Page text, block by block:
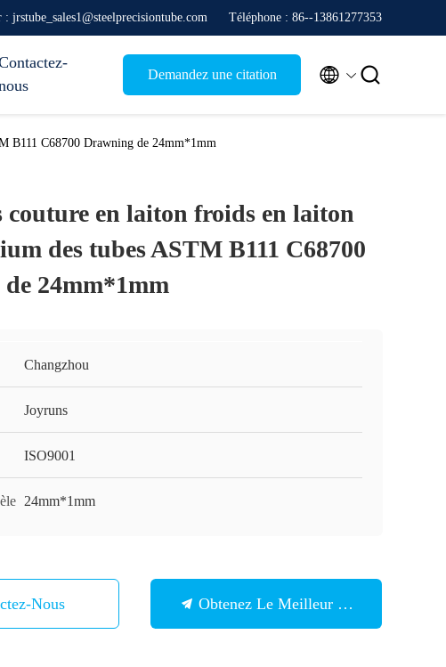
jrstube_sales1@steelprecisiontube.com Téléphone : 86--13861277353
Demandez une citation  
B111 C68700 Drawning de 24mm*1mm
couture en laiton froids en laiton
des tubes ASTM B111 C68700
24mm*1mm
Changzhou
Joyruns
ISO9001
24mm*1mm
Nous Obtenez Le Meilleur Prix